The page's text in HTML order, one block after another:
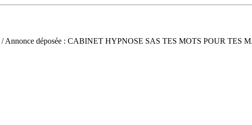
/ Annonce déposée : CABINET HYPNOSE SAS TES MOTS POUR TES